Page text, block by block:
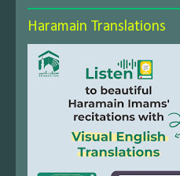
Haramain Translations